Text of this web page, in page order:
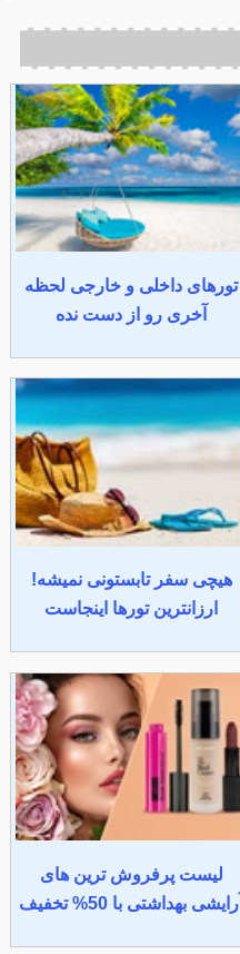
تورهای داخلی و خارجی لحظه
آخری رو از دست نده
هیچی سفر تابستونی نمیشه!
ارزانترین تورها اینجاست
لیست پرفروش ترین های
آرایشی بهداشتی با 50% تخفیف